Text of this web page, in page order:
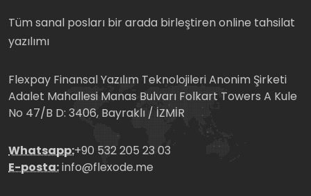
Tüm sanal posları bir arada birleştiren online tahsilat
yazılımı
Flexpay Finansal Yazılım Teknolojileri Anonim Şirketi
Adalet Mahallesi Manas Bulvarı Folkart Towers A Kule
No 47/B D: 3406, Bayraklı / İZMİR
Whatsapp:+90 532 205 23 03
E-posta:info@flexode.me